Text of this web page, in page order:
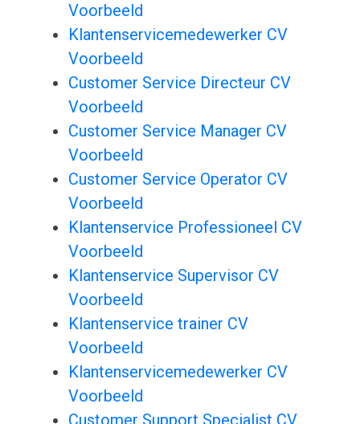
Voorbeeld
Klantenservicemedewerker CV
Voorbeeld
Customer Service Directeur CV
Voorbeeld
Customer Service Manager CV
Voorbeeld
Customer Service Operator CV
Voorbeeld
Klantenservice Professioneel CV
Voorbeeld
Klantenservice Supervisor CV
Voorbeeld
Klantenservice trainer CV
Voorbeeld
Klantenservicemedewerker CV
Voorbeeld
Customer Support Specialist CV